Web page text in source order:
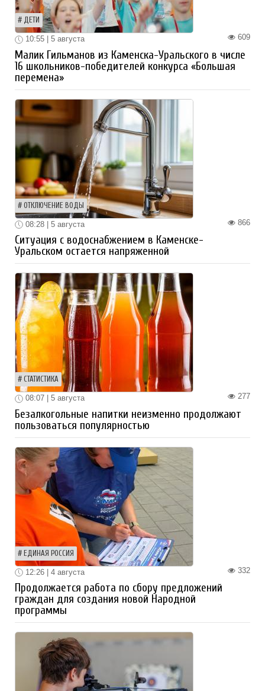
ДЕТИ
609
10:55 | 5 августа
Малик Гильманов из Каменска-Уральского в числе
16 школьников-победителей конкурса «Большая
перемена»
ОТКЛЮЧЕНИЕ ВОДЫ
866
08:28 | 5 августа
Ситуация с водоснабжением в Каменске-
Уральском остается напряженной
СТАТИСТИКА
277
08:07 | 5 августа
Безалкогольные напитки неизменно продолжают
пользоваться популярностью
ЕДИНАЯ РОССИЯ
332
12:26 | 4 августа
Продолжается работа по сбору предложений
граждан для создания новой Народной
программы